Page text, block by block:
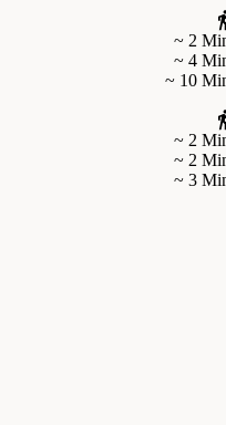
~ 2
~ 4
~ 10
~ 2
~ 2
~ 3